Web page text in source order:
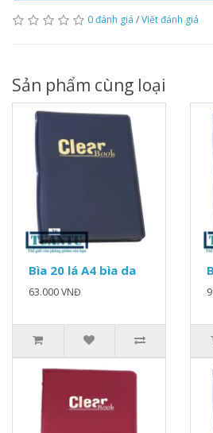
0 đánh giá /Viết đánh giá
Sản phẩm cùng loại
Bìa 20 lá A4 bìa da
63.000 VNĐ